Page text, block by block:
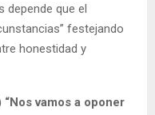
depende que el
festejando
honestidad y
vamos a oponer